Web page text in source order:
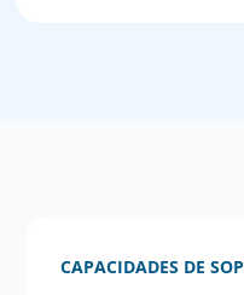
CAPACIDADES DE